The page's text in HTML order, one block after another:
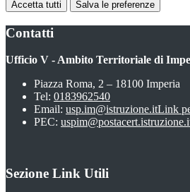
Accetta tutti Salva le preferenze
Contatti
Ufficio V - Ambito Territoriale di
Piazza Roma, 2 – 18100 Imperia
Tel: 0183962540
Email: usp.im@istruzione.itLink
PEC:
Sezione Link Utili